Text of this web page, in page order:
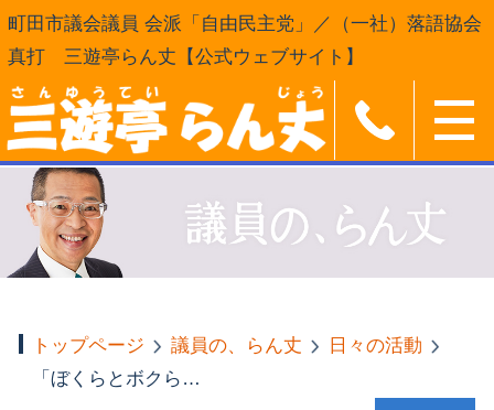
町田市議会議員 会派「自由民主党」／（一社）落語協会
真打 三遊亭らん丈【公式ウェブサイト】
トップページ 議員の、らん丈
日々の活動
「ぼくらとボクら」～男の子と動物たちのせかい～